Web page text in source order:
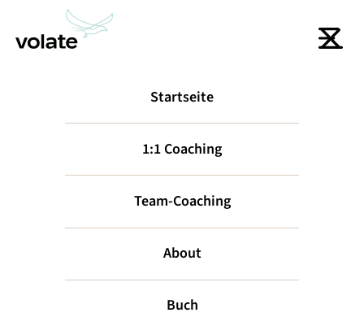
Startseite
1:1 Coaching
Team-Coaching
About
Buch